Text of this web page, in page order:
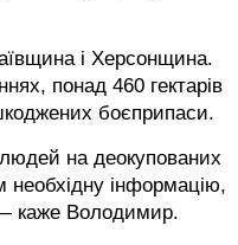
і Херсонщина.
понад 460 гектарів
боєприпаси.
на деокупованих
необхідну інформацію,
каже Володимир.